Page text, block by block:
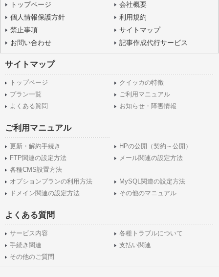
トップページ
会社概要
個人情報保護方針
利用規約
禁止事項
サイトマップ
お問い合わせ
記事作成代行サービス
サイトマップ
トップページ
クイッカの特徴
プラン一覧
ご利用マニュアル
よくある質問
お知らせ・障害情報
ご利用マニュアル
更新・解約手続き
HPの公開（契約～公開）
FTP関連の設定方法
メール関連の設定方法
各種CMS設置方法
オプションプランの利用方法
MySQL関連の設定方法
ドメイン関連の設定方法
その他のマニュアル
よくある質問
サービス内容
各種トラブルについて
手続き関連
支払い関連
その他のご質問